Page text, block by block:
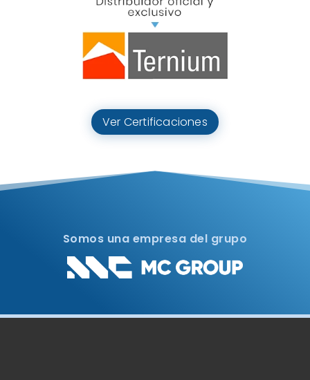
Ver Certificaciones
Somos una empresa del grupo